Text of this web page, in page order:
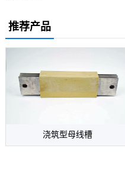
推荐产品
浇筑型母线槽